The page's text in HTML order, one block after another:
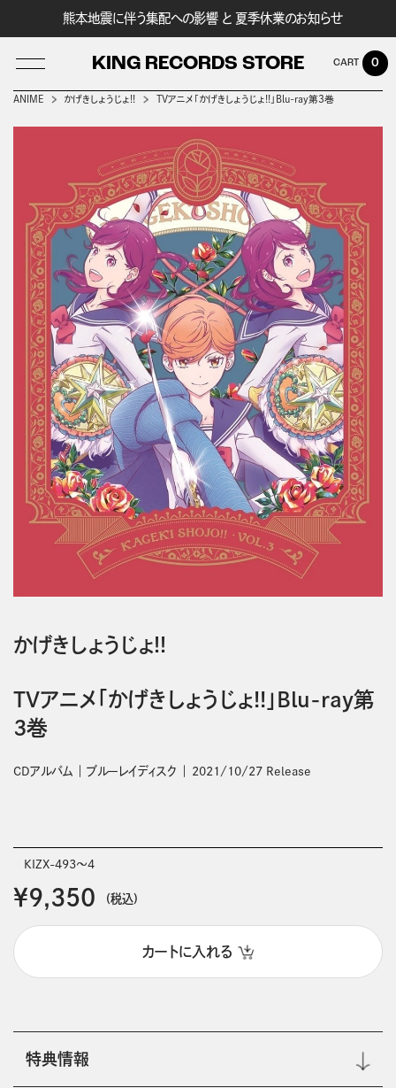
熊本地震に伴う集配への影響 と 夏季休業のお知らせ
KING RECORDS STORE 0
ANIME かげきしょうじょ!! TVアニメ「かげきしょうじょ!!」Blu-ray第3巻
かげきしょうじょ!!
TVアニメ「かげきしょうじょ!!」Blu-ray第
3巻
CDアルバム ブルーレイディスク 2021/10/27 Release
KIZX-493～4
￥9,350 (税込)
カートに入れる
特典情報